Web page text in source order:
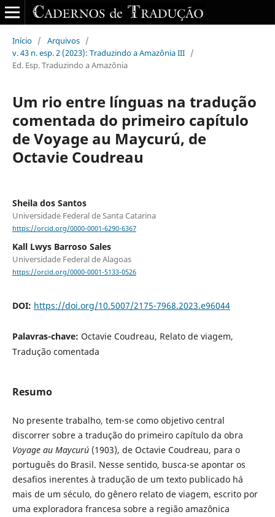
Início / Arquivos /
v. 43 n. esp. 2 (2023): Traduzindo a Amazônia III /
Ed. Esp. Traduzindo a Amazônia
Um rio entre línguas na tradução
comentada do primeiro capítulo
de Voyage au Maycurú, de
Octavie Coudreau
Sheila dos Santos
Universidade Federal de Santa Catarina
https://orcid.org/0000-0001-6290-6367
Kall Lwys Barroso Sales
Universidade Federal de Alagoas
https://orcid.org/0000-0001-5133-0526
DOI: https://doi.org/10.5007/2175-7968.2023.e96044
Palavras-chave: Octavie Coudreau, Relato de viagem,
Tradução comentada
Resumo
No presente trabalho, tem-se como objetivo central
discorrer sobre a tradução do primeiro capítulo da obra
Voyage au Maycurú (1903), de Octavie Coudreau, para o
português do Brasil. Nesse sentido, busca-se apontar os
desafios inerentes à tradução de um texto publicado há
mais de um século, do gênero relato de viagem, escrito por
uma exploradora francesa sobre a região amazônica